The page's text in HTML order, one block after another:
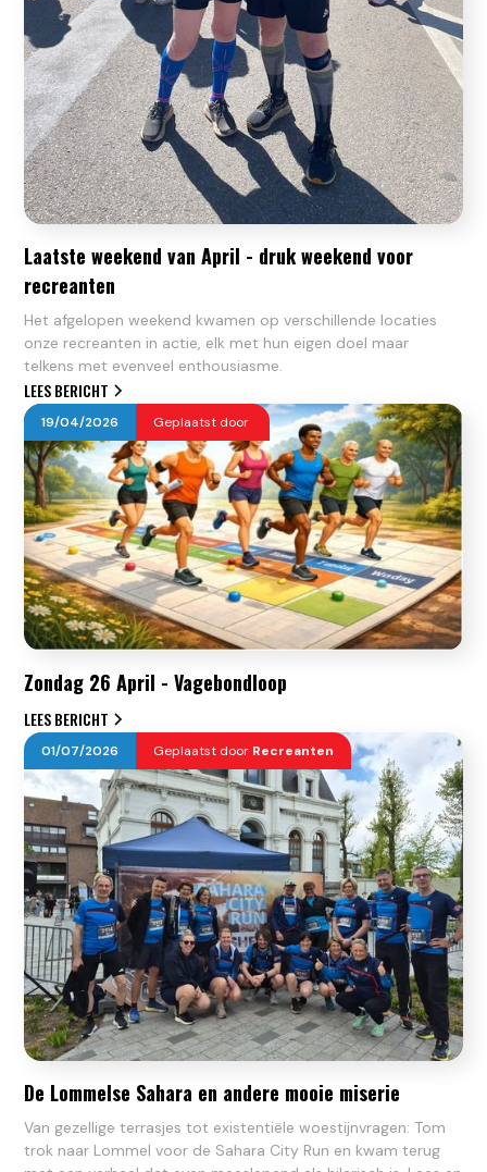
Laatste weekend van April - druk weekend voor
recreanten
Het afgelopen weekend kwamen op verschillende locaties
onze recreanten in actie, elk met hun eigen doel maar
telkens met evenveel enthousiasme.
LEES BERICHT
19/04/2026 Geplaatst door
Zondag 26 April - Vagebondloop
LEES BERICHT
01/07/2026 Geplaatst door Recreanten
De Lommelse Sahara en andere mooie miserie
Van gezellige terrasjes tot existentiële woestijnvragen: Tom
trok naar Lommel voor de Sahara City Run en kwam terug